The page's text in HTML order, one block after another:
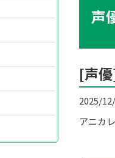
声
[声
2025/
アニカ